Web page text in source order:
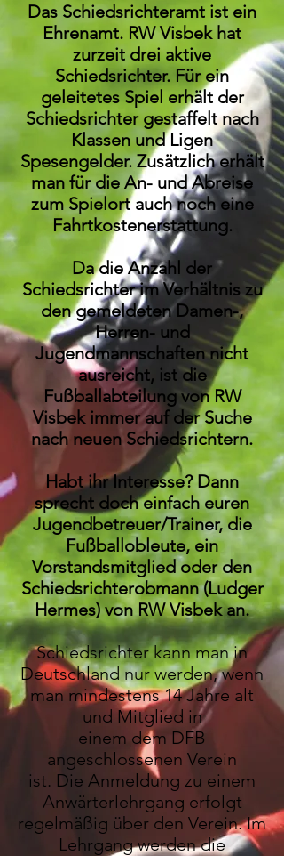
Das Schiedsrichteramt ist ein
Ehrenamt. RW Visbek hat
zurzeit drei aktive
Schiedsrichter. Für ein
geleitetes Spiel erhält der
Schiedsrichter gestaffelt nach
Klassen und Ligen
Spesengelder. Zusätzlich erhält
man für die An- und Abreise
zum Spielort auch noch eine
Fahrtkostenerstattung.
Da die Anzahl der
Schiedsrichter im Verhältnis zu
den gemeldeten Damen-,
Herren- und
Jugendmannschaften nicht
ausreicht, ist die
Fußballabteilung von RW
Visbek immer auf der Suche
nach neuen Schiedsrichtern.
Habt ihr Interesse? Dann
sprecht doch einfach euren
Jugendbetreuer/Trainer, die
Fußballobleute, ein
Vorstandsmitglied oder den
Schiedsrichterobmann (Ludger
Hermes) von RW Visbek an.
Schiedsrichter kann man in
Deutschland nur werden, wenn
man mindestens 14 Jahre alt
und Mitglied in
einem dem DFB
angeschlossenen Verein
ist. Die Anmeldung zu einem
Anwärterlehrgang erfolgt
regelmäßig über den Verein. Im
Lehrgang werden die